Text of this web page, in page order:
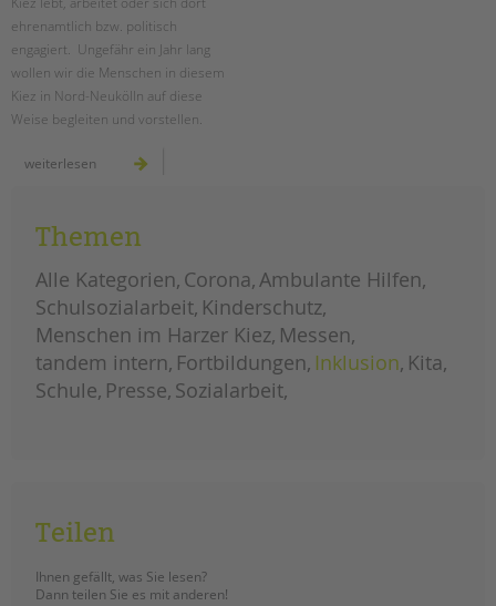
BETREUTES WOHNEN
TANDEM BTL AKADEMIE
Zertfikatskurse
Seminarkalender
Seminarräume
Bereiche im Überblick
Kinder- und Jugendschutz
Unsere Videos
Gesellschafter VdK
schoolcoach BTL
tandem als Arbeitgeberin
NEWS/BLOG
ehrenamtlich bzw. politisch
engagiert. Ungefähr ein Jahr lang
wollen wir die Menschen in diesem
Kiez in Nord-Neukölln auf diese
Weise begleiten und vorstellen.
weiterlesen menschen
gestartet!
Themen
Alle Kategorien Corona Ambulante Hilfen
Schulsozialarbeit Kinderschutz
Menschen im Harzer Kiez Messen
tandem intern Fortbildungen Inklusion Kita
Schule Presse Sozialarbeit
Teilen
Ihnen gefällt, was Sie lesen?
Dann teilen Sie es mit anderen!